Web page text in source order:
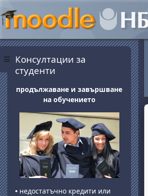
Panneau latéral
Blocs
Консултации за
студенти
продължаване и завършване
на обучението
• недостатъчно кредити или